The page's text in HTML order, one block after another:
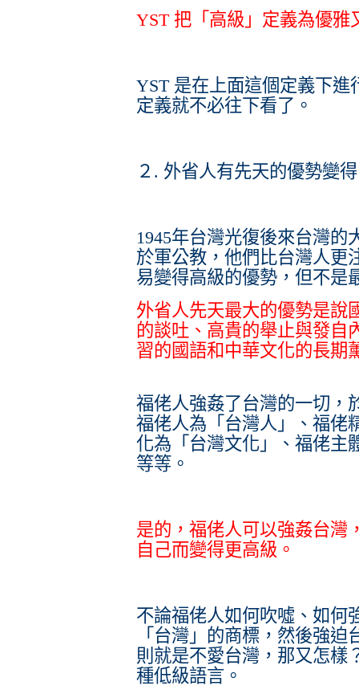
YST 把「高級」定義為優雅
YST 是在上面這個定義下
定義就不必往下看了。
２. 外省人有先天的優勢變
1945年台灣光復後來台灣
於軍公教，他們比台灣人更
易變得高級的優勢，但不是
外省人先天最大的優勢是說
的談吐、高貴的舉止與發自
習的國語和中華文化的長期
福佬人強姦了台灣的一切，
福佬人為「台灣人」、福佬
化為「台灣文化」、福佬主
等等。
是的，福佬人可以強姦台灣
自己而變得更高級。
不論福佬人如何吹噓、如何
「台灣」的商標，然後強
則就是不愛台灣，那又怎樣
種低級語言。